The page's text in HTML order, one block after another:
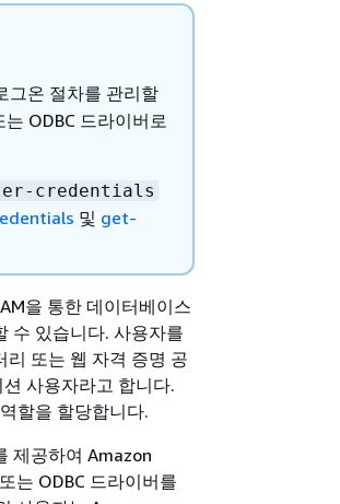
그온 절차를 관리할
ODBC 드라이버로
credentials
및 get-
을 통한 데이터베이스
수 있습니다. 사용자를
또는 웹 자격 증명 공
사용자라고 합니다.
할을 할당합니다.
제공하여 Amazon
는 ODBC 드라이버를